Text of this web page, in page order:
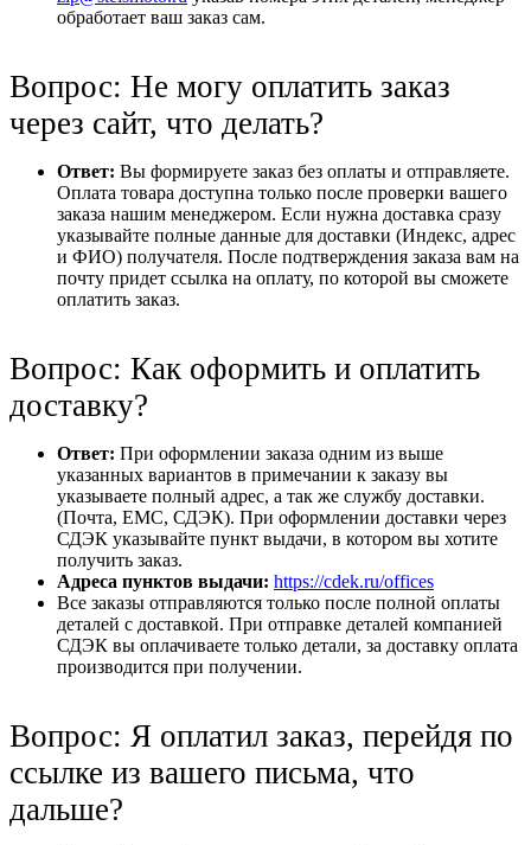
обработает ваш заказ сам.
Вопрос: Не могу оплатить заказ
через сайт, что делать?
Ответ: Вы формируете заказ без оплаты и отправляете.
Оплата товара доступна только после проверки вашего
заказа нашим менеджером. Если нужна доставка сразу
указывайте полные данные для доставки (Индекс, адрес
и ФИО) получателя. После подтверждения заказа вам на
почту придет ссылка на оплату, по которой вы сможете
оплатить заказ.
Вопрос: Как оформить и оплатить
доставку?
Ответ: При оформлении заказа одним из выше
указанных вариантов в примечании к заказу вы
указываете полный адрес, а так же службу доставки.
(Почта, ЕМС, СДЭК). При оформлении доставки через
СДЭК указывайте пункт выдачи, в котором вы хотите
получить заказ.
Адреса пунктов выдачи: https://cdek.ru/offices
Все заказы отправляются только после полной оплаты
деталей с доставкой. При отправке деталей компанией
СДЭК вы оплачиваете только детали, за доставку оплата
производится при получении.
Вопрос: Я оплатил заказ, перейдя по
ссылке из вашего письма, что
дальше?